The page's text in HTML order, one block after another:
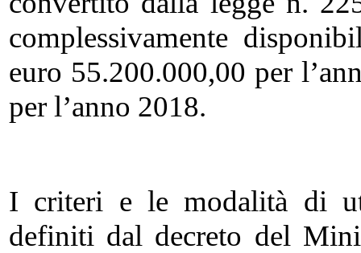
complessivamente
euro 55.200.000,00 per
per l’anno 2018.
I criteri e le modalità di
definiti dal decreto del